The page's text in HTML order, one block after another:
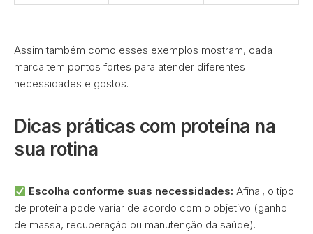
Assim também como esses exemplos mostram, cada
marca tem pontos fortes para atender diferentes
necessidades e gostos.
Dicas práticas com proteína na
sua rotina
Escolha conforme suas necessidades: Afinal, o tipo
de proteína pode variar de acordo com o objetivo (ganho
de massa, recuperação ou manutenção da saúde).